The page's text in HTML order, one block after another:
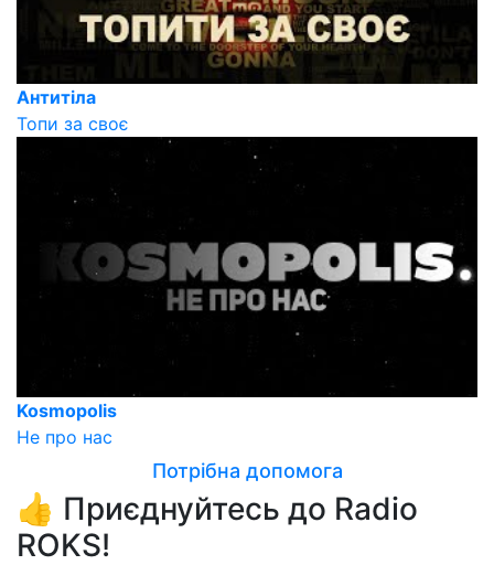
Антитіла
Топи за своє
Kosmopolis
Не про нас
Потрібна допомога
👍 Приєднуйтесь до Radio
ROKS!